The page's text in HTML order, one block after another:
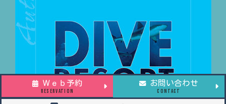
Ｗｅｂ予約
RESERVATION
お問い合わせ
CONTACT